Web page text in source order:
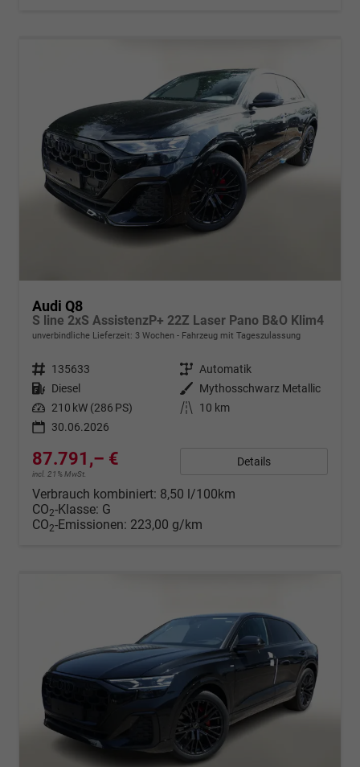
Audi Q8
S line 2xS AssistenzP+ 22Z Laser Pano B&O Klim4
unverbindliche Lieferzeit: 3 Wochen Fahrzeug mit Tageszulassung
Fahrzeugnr. 135633 Getriebe Automatik
Kraftstoff Diesel Außenfarbe Mythosschwarz Metallic
Leistung 210 kW (286 PS) Kilometerstand
10 km
30.06.2026
87.791,– €
incl. 21% MwSt.
Details
Verbrauch kombiniert: 8,50 l/100km
CO2-Klasse: G
CO2-Emissionen: 223,00 g/km